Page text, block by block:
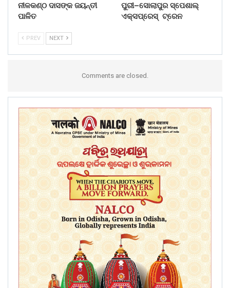
ନୀଳକଣ୍ଠ ଦାସଙ୍କ ଜୟନ୍ତୀ
ପାଳିତ
ପୁରୀ–ସୋଲାପୁର ସ୍ପେଶାଲ୍
ଏକ୍ସପ୍ରେସ୍ ଟ୍ରେନ
PREV NEXT
Comments are closed.